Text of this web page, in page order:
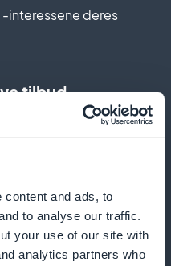
content and ads, to
to analyse our traffic.
your use of our site with
analytics partners who
interessene deres
tilbud
i appen din for å
berikende innholdet